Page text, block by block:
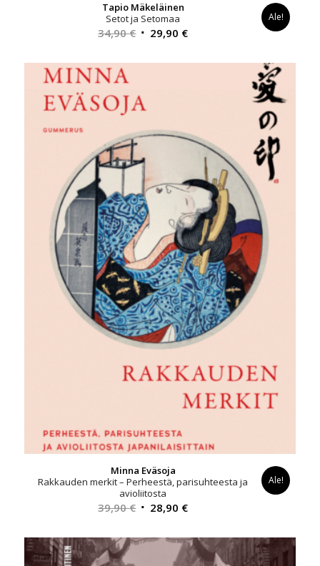
Tapio Mäkeläinen
Setot ja Setomaa
34,90€ Alkuperäinen
oli:
29,90 €Nykyinen
on:
Ale!
Minna Eväsoja
Rakkauden merkit – Perheestä, parisuhteesta ja
avioliitosta
39,90€ Alkuperäinen
oli:
39,90 €.
28,90 €Nykyinen
on:
28,90 €.
Ale!